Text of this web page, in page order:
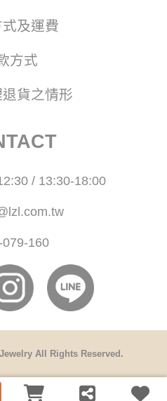
及運費
方式
貨之情形
/ 13:30-18:00
160
All Rights Reserved.